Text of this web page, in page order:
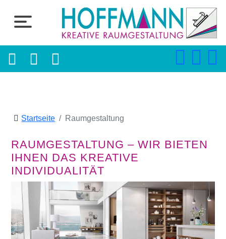
Startseite Raumgestaltung
RAUMGESTALTUNG – WIR BIETEN
IHNEN DAS KREATIVE
INDIVIDUALITÄT